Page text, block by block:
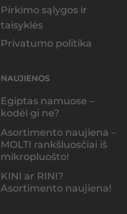
Pirkimo sąlygos ir
taisyklės
Privatumo politika
NAUJIENOS
Egiptas namuose –
kodėl gi ne?
Asortimento naujiena –
MOLTI rankšluosčiai iš
mikropluošto!
KINI ar RINI?
Asortimento naujiena!